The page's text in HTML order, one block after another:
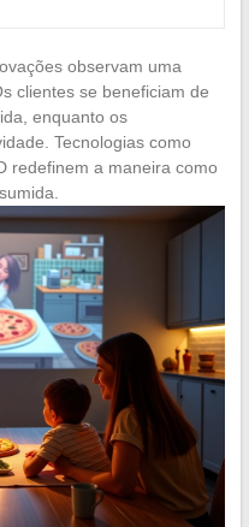
observam uma
clientes se beneficiam de
enquanto os
Tecnologias como
redefinem a maneira como